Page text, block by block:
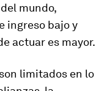
mundo,
ingreso bajo y
actuar es mayor.
limitados en lo